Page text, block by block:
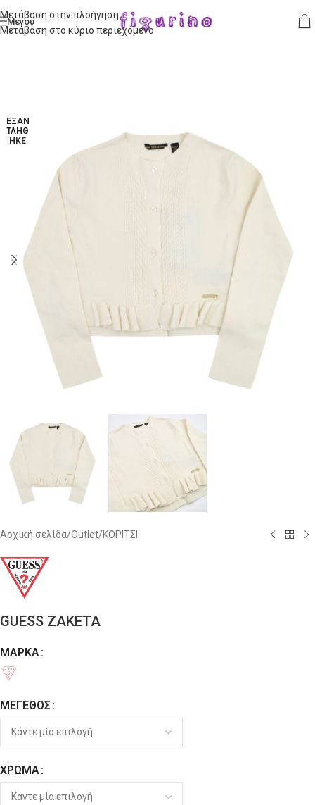
Μετάβαση στην πλοήγηση
Μετάβαση στο κύριο περιεχόμενο
Μενού
ΕΞΑΝ
ΤΛΉΘ
ΗΚΕ
Αρχική σελίδα/Outlet/ΚΟΡΙΤΣΙ
GUESS ZAKETA
ΜΆΡΚΑ
ΜΈΓΕΘΟΣ
ΧΡΏΜΑ
Alternative: